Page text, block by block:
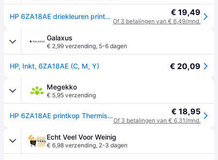
HP 6ZA18AE driekleuren printkop € 19,49
Of 3 betalingen van € 6,49/mnd.
Galaxus
€ 2,99 verzending, 5-6 dagen
HP, Inkt, 6ZA18AE (C, M, Y) € 20,09
Megekko
€ 5,95 verzending
HP 6ZA18AE printkop Thermische inkjet € 18,95
Of 3 betalingen van € 6,31/mnd.
Echt Veel Voor Weinig
€ 6,98 verzending, 2-3 dagen